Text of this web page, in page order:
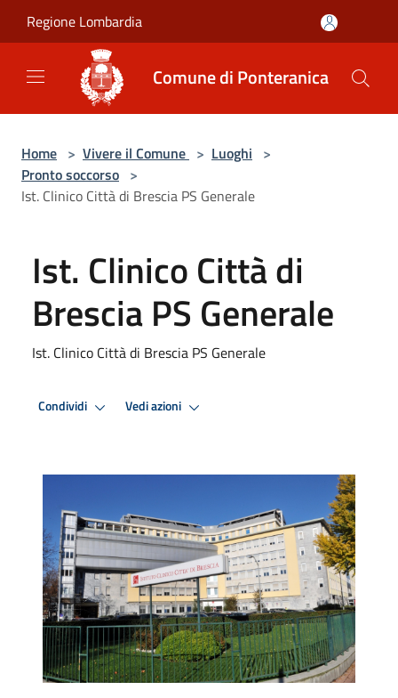
Regione Lombardia
Comune di Ponteranica
Home > Vivere il Comune > Luoghi >
Pronto soccorso >
Ist. Clinico Città di Brescia PS Generale
Ist. Clinico Città di
Brescia PS Generale
Ist. Clinico Città di Brescia PS Generale
Condividi Vedi azioni